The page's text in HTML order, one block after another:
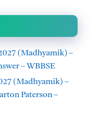
(Madhyamik) –
– WBBSE
(Madhyamik) –
Paterson –